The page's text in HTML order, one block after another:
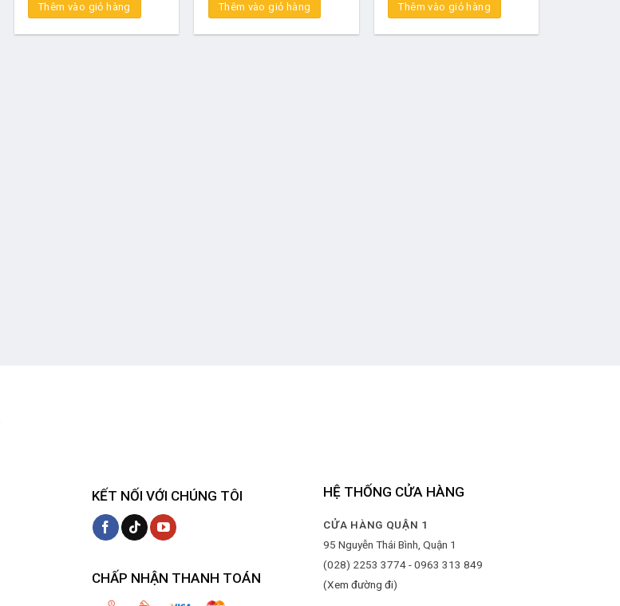
Thêm vào giỏ hàng Thêm vào giỏ hàng Thêm vào giỏ hàng
KẾT NỐI VỚI CHÚNG TÔI
CHẤP NHẬN THANH TOÁN
HỆ THỐNG CỬA HÀNG
CỬA HÀNG QUẬN 1
95 Nguyễn Thái Bình, Quận 1
(028) 2253 3774 - 0963 313 849
(Xem đường đi)